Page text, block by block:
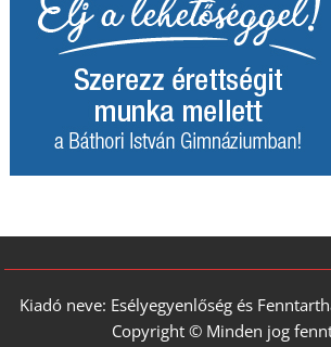
Kiadó neve: Esélyegyenlőség és
Copyright © Minden jog